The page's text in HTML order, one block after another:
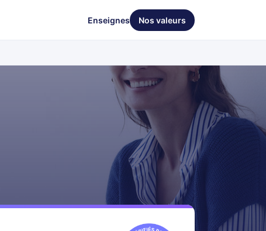
Enseignes Nos valeurs